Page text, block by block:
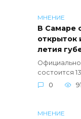
МНЕНИЕ
В Самаре
открыток
летия
состоится
0
91
МНЕНИЕ